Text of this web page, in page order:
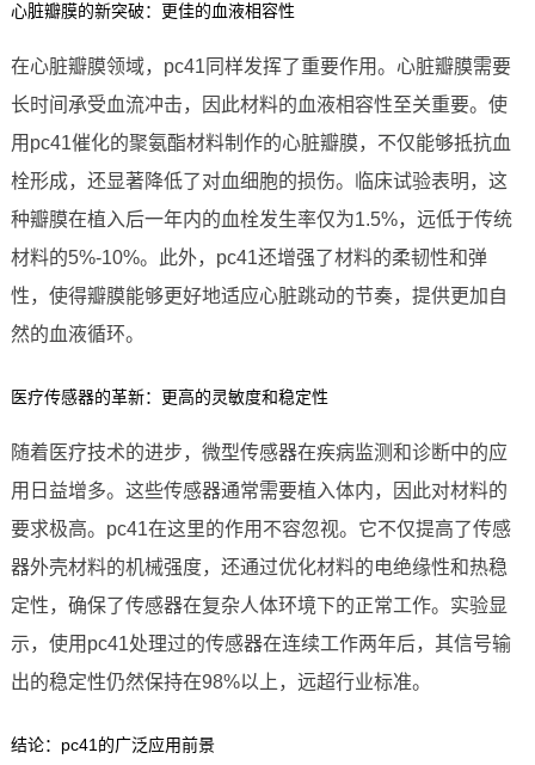
心脏瓣膜的新突破：更佳的血液相容性
在心脏瓣膜领域，pc41同样发挥了重要作用。心脏瓣膜需要
长时间承受血流冲击，因此材料的血液相容性至关重要。使
用pc41催化的聚氨酯材料制作的心脏瓣膜，不仅能够抵抗血
栓形成，还显著降低了对血细胞的损伤。临床试验表明，这
种瓣膜在植入后一年内的血栓发生率仅为1.5%，远低于传统
材料的5%-10%。此外，pc41还增强了材料的柔韧性和弹
性，使得瓣膜能够更好地适应心脏跳动的节奏，提供更加自
然的血液循环。
医疗传感器的革新：更高的灵敏度和稳定性
随着医疗技术的进步，微型传感器在疾病监测和诊断中的应
用日益增多。这些传感器通常需要植入体内，因此对材料的
要求极高。pc41在这里的作用不容忽视。它不仅提高了传感
器外壳材料的机械强度，还通过优化材料的电绝缘性和热稳
定性，确保了传感器在复杂人体环境下的正常工作。实验显
示，使用pc41处理过的传感器在连续工作两年后，其信号输
出的稳定性仍然保持在98%以上，远超行业标准。
结论：pc41的广泛应用前景